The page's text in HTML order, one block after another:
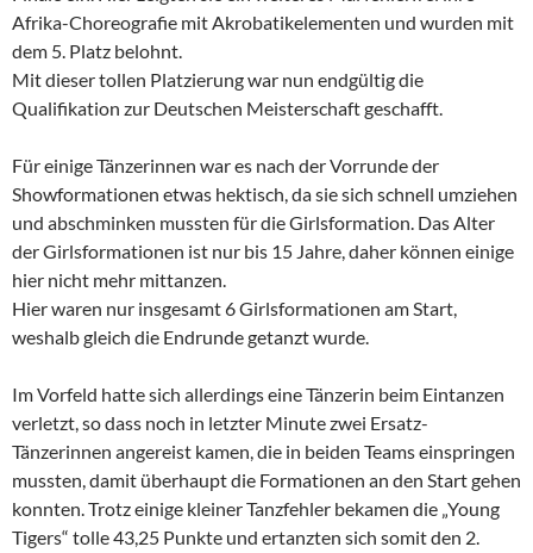
Afrika-Choreografie mit Akrobatikelementen und wurden mit
dem 5. Platz belohnt.
Mit dieser tollen Platzierung war nun endgültig die
Qualifikation zur Deutschen Meisterschaft geschafft.
Für einige Tänzerinnen war es nach der Vorrunde der
Showformationen etwas hektisch, da sie sich schnell umziehen
und abschminken mussten für die Girlsformation. Das Alter
der Girlsformationen ist nur bis 15 Jahre, daher können einige
hier nicht mehr mittanzen.
Hier waren nur insgesamt 6 Girlsformationen am Start,
weshalb gleich die Endrunde getanzt wurde.
Im Vorfeld hatte sich allerdings eine Tänzerin beim Eintanzen
verletzt, so dass noch in letzter Minute zwei Ersatz-
Tänzerinnen angereist kamen, die in beiden Teams einspringen
mussten, damit überhaupt die Formationen an den Start gehen
konnten. Trotz einige kleiner Tanzfehler bekamen die „Young
Tigers“ tolle 43,25 Punkte und ertanzten sich somit den 2.